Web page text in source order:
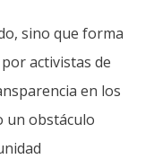
sino que forma
activistas de
en los
un obstáculo